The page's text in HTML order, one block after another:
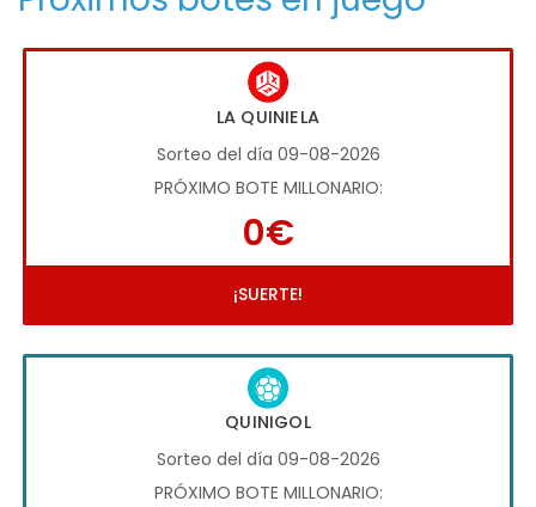
LA QUINIELA
Sorteo del día 09-08-2026
PRÓXIMO BOTE MILLONARIO:
0€
¡SUERTE!
QUINIGOL
Sorteo del día 09-08-2026
PRÓXIMO BOTE MILLONARIO: